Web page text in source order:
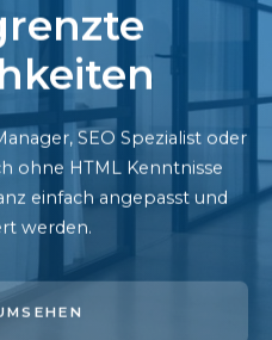
SEO Spezialist oder
ohne HTML Kenntnisse
einfach angepasst und
werden.